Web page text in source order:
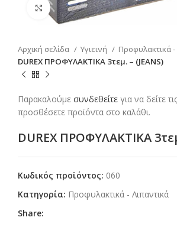
Click to enlarge
Αρχική σελίδα Υγιεινή
Προφυλακτικά -
DUREX ΠΡΟΦΥΛΑΚΤΙΚΑ 3τεμ. – (JEANS)
Παρακαλούμε συνδεθείτε για να δείτε
προσθέσετε προϊόντα στο καλάθι.
DUREX ΠΡΟΦΥΛΑΚΤΙΚΑ
Κωδικός προϊόντος: 060
Κατηγορία: Προφυλακτικά - Λιπαντικά
Share: